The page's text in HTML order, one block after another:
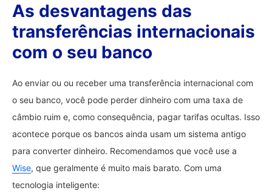
As desvantagens das
transferências internacionais
com o seu banco
Ao enviar ou ou receber uma transferência internacional com
o seu banco, você pode perder dinheiro com uma taxa de
câmbio ruim e, como consequência, pagar tarifas ocultas. Isso
acontece porque os bancos ainda usam um sistema antigo
para converter dinheiro. Recomendamos que você use a
Wise, que geralmente é muito mais barato. Com uma
tecnologia inteligente: